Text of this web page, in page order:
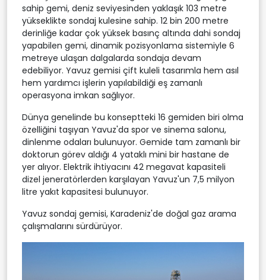
sahip gemi, deniz seviyesinden yaklaşık 103 metre
yükseklikte sondaj kulesine sahip. 12 bin 200 metre
derinliğe kadar çok yüksek basınç altında dahi sondaj
yapabilen gemi, dinamik pozisyonlama sistemiyle 6
metreye ulaşan dalgalarda sondaja devam
edebiliyor. Yavuz gemisi çift kuleli tasarımla hem asıl
hem yardımcı işlerin yapılabildiği eş zamanlı
operasyona imkan sağlıyor.
Dünya genelinde bu konseptteki 16 gemiden biri olma
özelliğini taşıyan Yavuz'da spor ve sinema salonu,
dinlenme odaları bulunuyor. Gemide tam zamanlı bir
doktorun görev aldığı 4 yataklı mini bir hastane de
yer alıyor. Elektrik ihtiyacını 42 megavat kapasiteli
dizel jeneratörlerden karşılayan Yavuz'un 7,5 milyon
litre yakıt kapasitesi bulunuyor.
Yavuz sondaj gemisi, Karadeniz'de doğal gaz arama
çalışmalarını sürdürüyor.